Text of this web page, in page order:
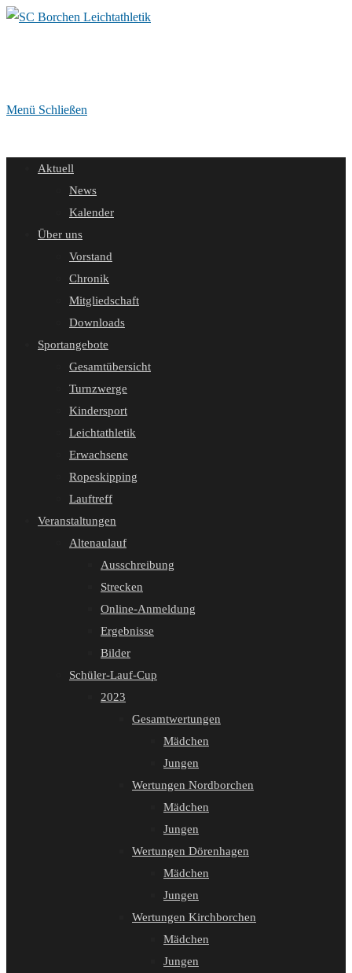
Zum
Menü Schließen
Aktuell
News
Kalender
Über uns
Vorstand
Chronik
Mitgliedschaft
Downloads
Sportangebote
Gesamtübersicht
Turnzwerge
Kindersport
Leichtathletik
Erwachsene
Ropeskipping
Lauftreff
Veranstaltungen
Altenaulauf
Ausschreibung
Strecken
Online-Anmeldung
Ergebnisse
Bilder
Schüler-Lauf-Cup
2023
Gesamtwertungen
Mädchen
Jungen
Wertungen Nordborchen
Mädchen
Jungen
Wertungen Dörenhagen
Mädchen
Jungen
Wertungen Kirchborchen
Mädchen
Jungen